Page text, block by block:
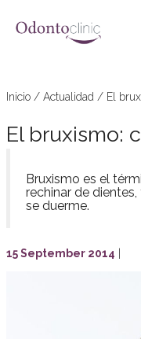
Inicio / Actualidad / El
El bruxismo:
Bruxismo es el
rechinar de
se duerme.
15 September 2014